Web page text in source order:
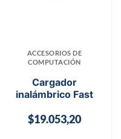
ACCESORIOS DE
COMPUTACIÓN
Cargador
inalámbrico Fast
$19.053,20